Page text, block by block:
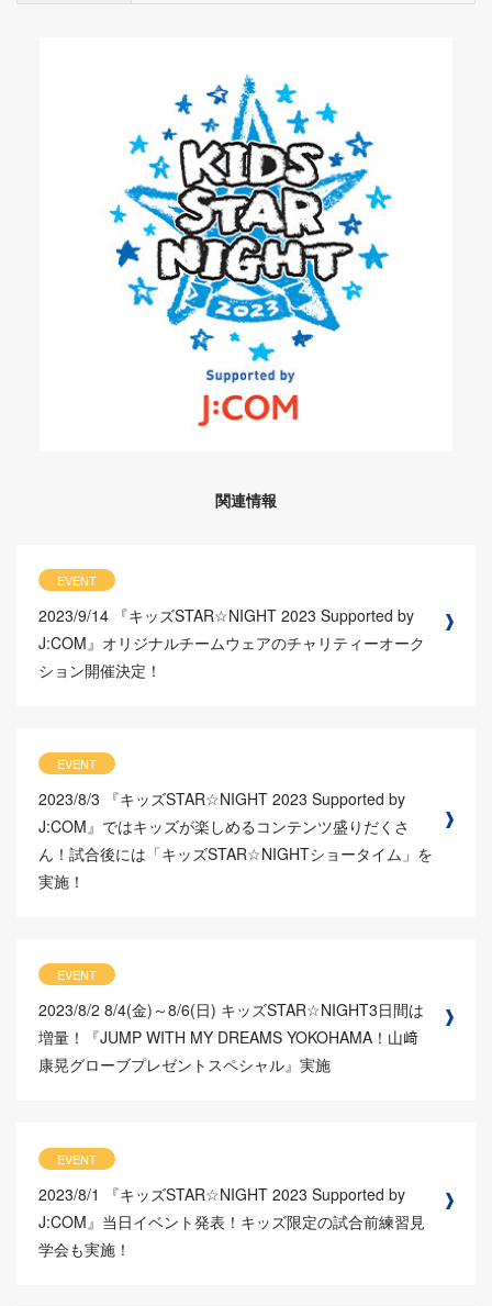
関連情報
EVENT
2023/9/14 『キッズSTAR☆NIGHT 2023 Supported by
J:COM』オリジナルチームウェアのチャリティーオーク
ション開催決定！
EVENT
2023/8/3
『キッズSTAR☆NIGHT 2023 Supported by
J:COM』ではキッズが楽しめるコンテンツ盛りだくさ
ん！試合後には「キッズSTAR☆NIGHTショータイム」を
実施！
EVENT
2023/8/2 8/4(金)～8/6(日) キッズSTAR☆NIGHT3日間は
増量！『JUMP WITH MY DREAMS YOKOHAMA！山﨑
康晃グローブプレゼントスペシャル』実施
EVENT
2023/8/1
『キッズSTAR☆NIGHT 2023 Supported by
J:COM』当日イベント発表！キッズ限定の試合前練習見
学会も実施！